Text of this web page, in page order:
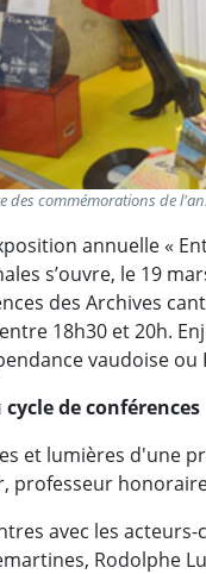
des commémorations de
annuelle «
s’ouvre, le 19
des Archives
18h30 et 20h.
vaudoise
de conférences
et lumières d'une
professeur
avec les acteurs-
Rodolphe